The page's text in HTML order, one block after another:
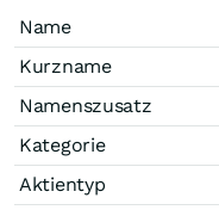
Name
Kurzname
Namenszusatz
Kategorie
Aktientyp